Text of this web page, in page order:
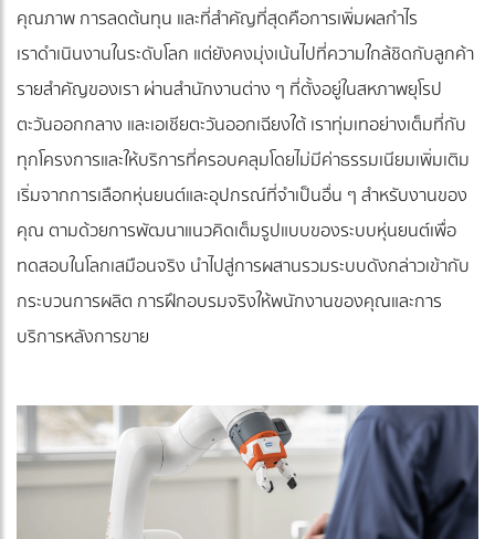
คุณภาพ การลดต้นทุน และที่สำคัญที่สุดคือการเพิ่มผลกำไร
เราดำเนินงานในระดับโลก แต่ยังคงมุ่งเน้นไปที่ความใกล้ชิดกับลูกค้า
รายสำคัญของเรา ผ่านสำนักงานต่าง ๆ ที่ตั้งอยู่ในสหภาพยุโรป
ตะวันออกกลาง และเอเชียตะวันออกเฉียงใต้ เราทุ่มเทอย่างเต็มที่กับ
ทุกโครงการและให้บริการที่ครอบคลุมโดยไม่มีค่าธรรมเนียมเพิ่มเติม
เริ่มจากการเลือกหุ่นยนต์และอุปกรณ์ที่จำเป็นอื่น ๆ สำหรับงานของ
คุณ ตามด้วยการพัฒนาแนวคิดเต็มรูปแบบของระบบหุ่นยนต์เพื่อ
ทดสอบในโลกเสมือนจริง นำไปสู่การผสานรวมระบบดังกล่าวเข้ากับ
กระบวนการผลิต การฝึกอบรมจริงให้พนักงานของคุณและการ
บริการหลังการขาย